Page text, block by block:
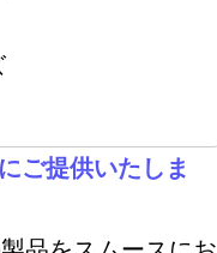
ご提供いたしま